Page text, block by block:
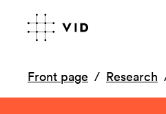
Front page Research